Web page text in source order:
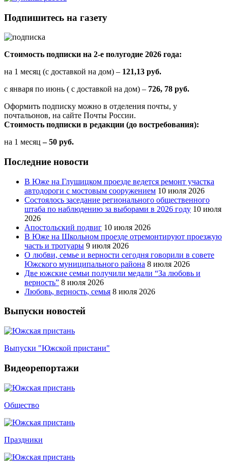
Подпишитесь на газету
Стоимость подписки на 2-е полугодие 2026 года:
на 1 месяц (с доставкой на дом) – 121,13 руб.
с января по июнь ( с доставкой на дом) – 726, 78 руб.
Оформить подписку можно в отделения почты, у
почтальонов, на сайте Почты России.
Стоимость подписки в редакции (до востребования):
на 1 месяц – 50 руб.
Последние новости
В Юже на Глушицком проезде ведется ремонт участка
автодороги с мостовым сооружением 10 июля 2026
Состоялось заседание регионального общественного
штаба по наблюдению за выборами в 2026 году 10 июля
2026
Апостольский подвиг 10 июля 2026
В Юже на Школьном проезде отремонтируют проезжую
часть и тротуары 9 июля 2026
О любви, семье и верности сегодня говорили в совете
Южского муниципального района 8 июля 2026
Две южские семьи получили медали “За любовь и
верность” 8 июля 2026
Любовь, верность, семья 8 июля 2026
Выпуски новостей
Выпуски "Южской пристани"
Видеорепортажи
Общество
Праздники